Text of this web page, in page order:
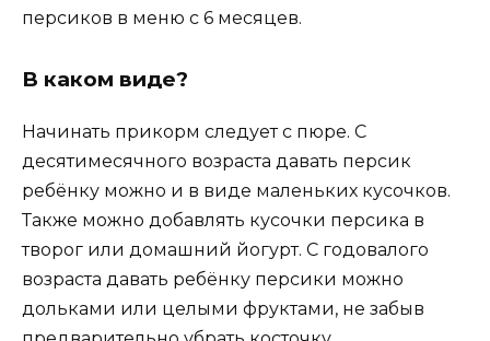
персиков в меню с 6 месяцев.
В каком виде?
Начинать прикорм следует с пюре. С
десятимесячного возраста давать персик
ребёнку можно и в виде маленьких кусочков.
Также можно добавлять кусочки персика в
творог или домашний йогурт. С годовалого
возраста давать ребёнку персики можно
дольками или целыми фруктами, не забыв